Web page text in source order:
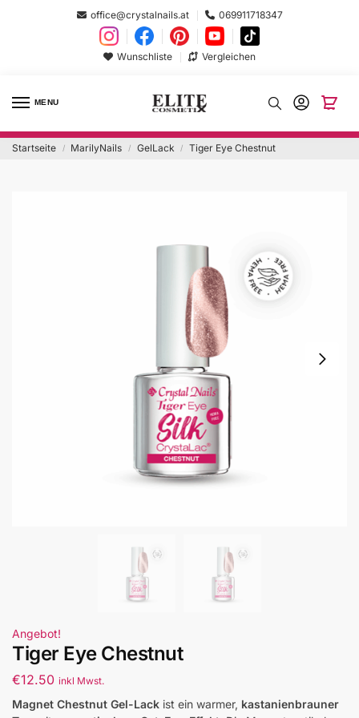
office@crystalnails.at 069911718347
Wunschliste Vergleichen
MENU
Startseite / MarilyNails / GelLack / Tiger Eye Chestnut
Angebot!
Tiger Eye Chestnut
€12.50 inkl Mwst.
Magnet Chestnut Gel-Lack ist ein warmer, kastanienbrauner